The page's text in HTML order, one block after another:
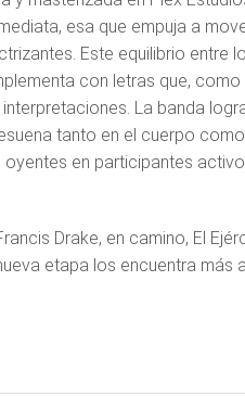
esa que empuja a
Este equilibrio entre
con letras que, como
La banda
tanto en el cuerpo
oyentes en participantes
Drake, en camino, El
etapa los encuentra